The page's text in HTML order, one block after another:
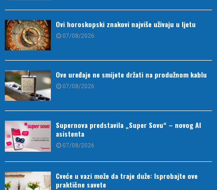
Ovi horoskopski znakovi najviše uživaju u ljetu
07/08/2026
Ove uređaje ne smijete držati na produžnom kablu
07/08/2026
Supernova predstavila „Super Sovu“ – novog AI
asistenta
07/08/2026
Cveće u vazi može da traje duže: Isprobajte ove
praktične savete